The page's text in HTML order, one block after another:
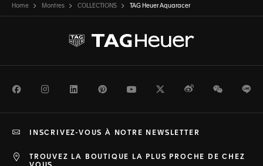
Home Montres COLLECTIONS TAG Heuer Aquaracer
FacebookInstagramLinkedInPinterestYoutubeTwitterWeiboWeChat
TROUVEZ LA BOUTIQUE LA PLUS PROCHE DE CHEZ
INSCRIVEZ-VOUS À NOTRE NEWSLETTER